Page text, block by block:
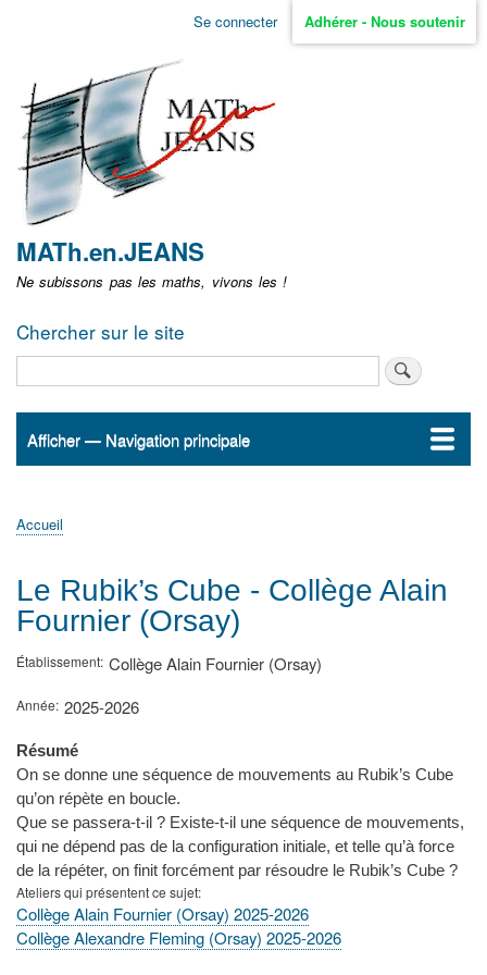
Aller
non
identifié
Se connecter Adhérer - Nous soutenir
MATh.en.JEANS
Ne subissons pas les maths, vivons les !
Chercher sur le site
Navigation
Afficher — Navigation principale
Accueil
ActualitésMATh.en.JEANS ?
Régions et Ateliers
Créer, gérer un atelier
Sujets/Publications
Congrès
d'Ariane
Accueil
Le Rubik’s Cube - Collège Alain
Fournier (Orsay)
Établissement Collège Alain Fournier (Orsay)
Année 2025-2026
Résumé
On se donne une séquence de mouvements au Rubik’s Cube
qu’on répète en boucle.
Que se passera-t-il ? Existe-t-il une séquence de mouvements,
qui ne dépend pas de la configuration initiale, et telle qu’à force
de la répéter, on finit forcément par résoudre le Rubik’s Cube ?
Ateliers qui présentent ce sujet
Collège Alain Fournier (Orsay) 2025-2026
Collège Alexandre Fleming (Orsay) 2025-2026